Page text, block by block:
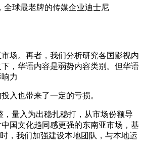
全球最老牌的传媒企业迪士尼
场。再者，我们分析研究各国影视内
，华语内容是弱势内容类别。但华语
力
入也带来了一定的亏损。
量入为出稳扎稳打，从市场份额导
国文化趋同感更强的东南亚市场，基
，我们加强建设本地团队，与本地运